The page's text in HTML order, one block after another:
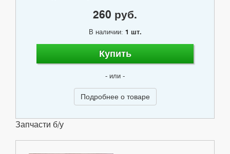
260 руб.
В наличии: 1 шт.
Купить
- или -
Подробнее о товаре
Запчасти б/у